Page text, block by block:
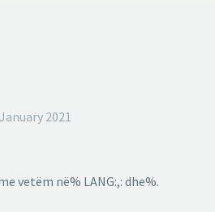
2021
vetëm në% LANG:,: dhe%.